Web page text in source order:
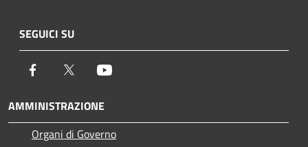
SEGUICI SU
Facebook Twitter
AMMINISTRAZIONE
Organi di Governo